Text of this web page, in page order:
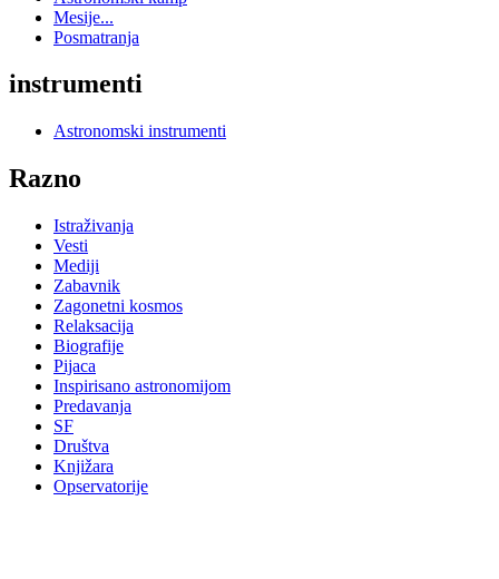
Mesije...
Posmatranja
instrumenti
Astronomski instrumenti
Razno
Istraživanja
Vesti
Mediji
Zabavnik
Zagonetni kosmos
Relaksacija
Biografije
Pijaca
Inspirisano astronomijom
Predavanja
SF
Društva
Knjižara
Opservatorije